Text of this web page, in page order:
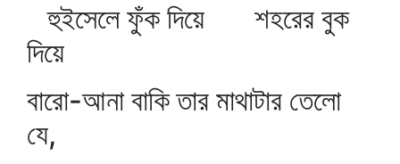
হুইসেলে ফুঁক দিয়ে শহরের বুক
দিয়ে
বারো-আনা বাকি তার মাথাটার তেলো
যে,